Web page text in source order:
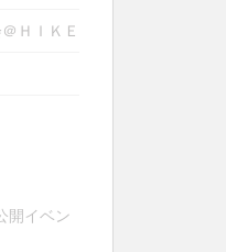
ＨＩＫＥ
開イベン